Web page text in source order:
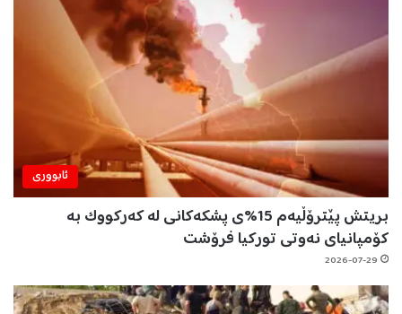
ئابووری
بریتش پێترۆڵیەم 15%ی پشکەکانی لە کەرکووک بە
کۆمپانیای نەوتی تورکیا فرۆشت
2026-07-29